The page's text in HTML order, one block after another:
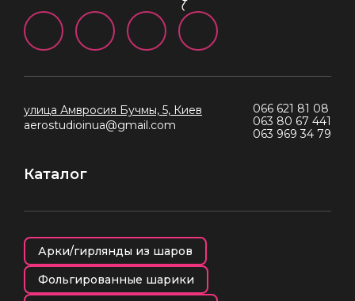
улица Амвросия Бучмы, 5, Киев
aerostudioinua@gmail.com
066 621 81 08
063 80 67 441
063 969 34 79
Каталог
Арки/гирлянды из шаров
Фольгированные шарики